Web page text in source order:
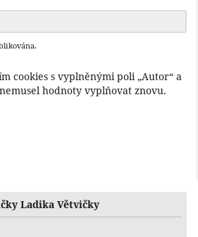
cookies s vyplněnými poli „Autor“ a
hodnoty vyplňovat znovu.
Ladika Větvičky